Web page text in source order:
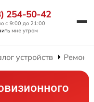
254-50-42
с 9:00 до 21:00
мне утром
устройств Ремонт